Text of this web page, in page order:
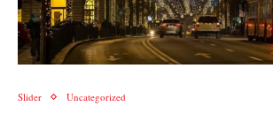
Slider Uncategorized